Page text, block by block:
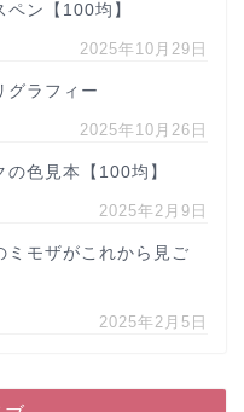
ペン【100均】
2025年10月29日
グラフィー
2025年10月26日
の色見本【100均】
2025年2月9日
ミモザがこれから見ご
2025年2月5日